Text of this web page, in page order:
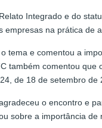
Integrado e do
na prática de
tema e comentou a
também comentou
de 18 de setembro
o encontro e
sobre a importância